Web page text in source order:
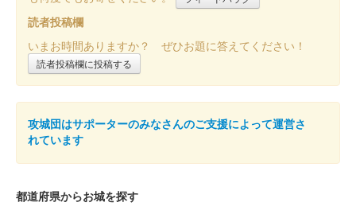
読者投稿欄
いまお時間ありますか？ ぜひお題に答えてください！
読者投稿欄に投稿する
攻城団はサポーターのみなさんのご支援によって運営さ
れています
都道府県からお城を探す